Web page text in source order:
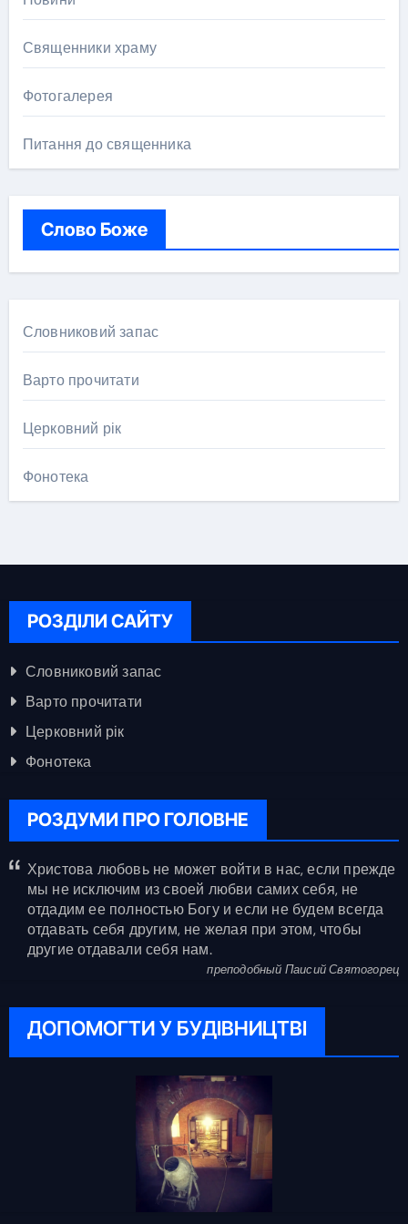
Священники храму
Фотогалерея
Питання до священника
Слово Боже
Словниковий запас
Варто прочитати
Церковний рік
Фонотека
РОЗДІЛИ САЙТУ
Словниковий запас
Варто прочитати
Церковний рік
Фонотека
РОЗДУМИ ПРО ГОЛОВНЕ
Христова любовь не может войти в нас, если прежде
мы не исключим из своей любви самих себя, не
отдадим ее полностью Богу и если не будем всегда
отдавать себя другим, не желая при этом, чтобы
другие отдавали себя нам.
преподобный Паисий Святогорец
ДОПОМОГТИ У БУДІВНИЦТВІ